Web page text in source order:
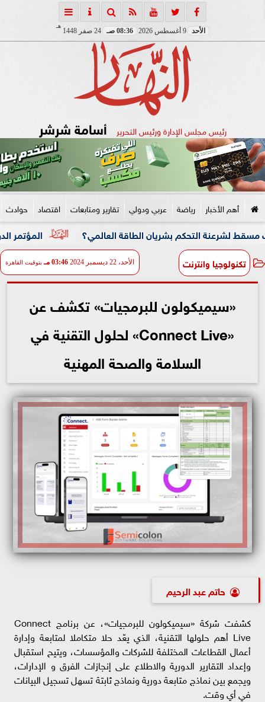
الأحد 08:36 صـ 24 صفر 1448
هـ
رئيس مجلس الإدارة ورئيس التحرير أسامة شرشر
أهم الأخبار رياضة عربي ودولي تقارير ومتابعات اقتصاد حوادث
المؤتمر الدولي بشريان الطاقة العالمي؟
تكنولوجيا وانترنت الأحد، 22 ديسمبر 2024 03:46 مـ بتوقيت القاهرة
«سيميكولون للبرمجيات» تكشف عن
«Connect Live» لحلول التقنية في
السلامة والصحة المهنية
حاتم عبد الرحيم
كشفت شركة «سيميكولون للبرمجيات»، عن برنامج Connect
Live أهم حلولها التقنية، الذي يعّد حلا متكاملا لمتابعة وإدارة
أعمال القطاعات المختلفة للشركات والمؤسسات، ويتيح استقبال
وإعداد التقارير الدورية والاطلاع على إنجازات الفرق و الإدارات،
ويجمع بين نماذج متابعة دورية ونماذج ثابتة تسهل تسجيل البيانات
في أي وقت.